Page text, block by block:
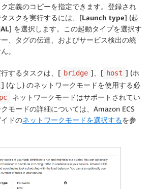
定義のコピーを指定できます。登録され
スクを実行するには、[Launch type] (起
] を選択します。この起動タイプを選択す
、タグの伝達、およびサービス検出の統
。
するタスクは、[ bridge ]、[ host ] (ホ
] (なし) のネットワークモードを使用する必
ネットワークモードはサポートされてい
モードの詳細については、Amazon ECS
ドのネットワークモードを選択するを参